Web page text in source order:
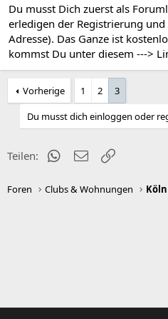
Du musst Dich zuerst als
erledigen der Registrierung
Adresse). Das Ganze ist
kommst Du unter diesem --->
Vorherige 1 2
3
Du musst dich einloggen oder
Teilen: WhatsApp
E-Mail
Foren Clubs & Wohnungen